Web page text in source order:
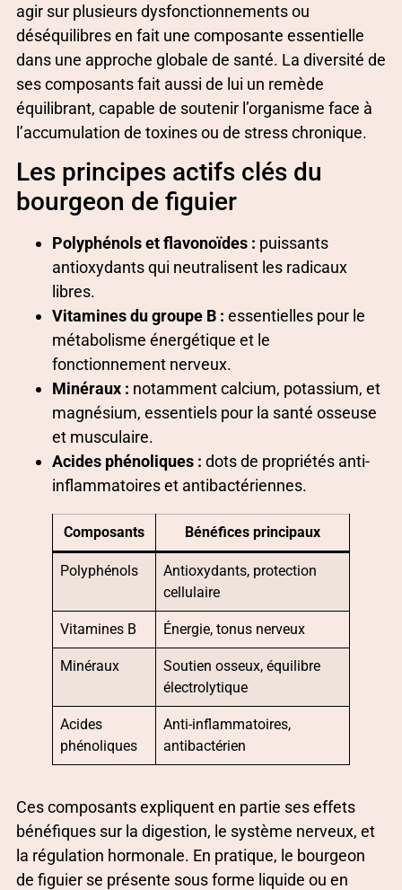
agir sur plusieurs dysfonctionnements ou
déséquilibres en fait une composante essentielle
dans une approche globale de santé. La diversité de
ses composants fait aussi de lui un remède
équilibrant, capable de soutenir l’organisme face à
l’accumulation de toxines ou de stress chronique.
Les principes actifs clés du
bourgeon de figuier
Polyphénols et flavonoïdes : puissants
antioxydants qui neutralisent les radicaux
libres.
Vitamines du groupe B : essentielles pour le
métabolisme énergétique et le
fonctionnement nerveux.
Minéraux : notamment calcium, potassium, et
magnésium, essentiels pour la santé osseuse
et musculaire.
Acides phénoliques : dots de propriétés anti-
inflammatoires et antibactériennes.
Composants Bénéfices principaux
Polyphénols
Antioxydants, protection
cellulaire
Vitamines B Énergie, tonus nerveux
Minéraux
Soutien osseux, équilibre
électrolytique
Acides
phénoliques
Anti-inflammatoires,
antibactérien
Ces composants expliquent en partie ses effets
bénéfiques sur la digestion, le système nerveux, et
la régulation hormonale. En pratique, le bourgeon
de figuier se présente sous forme liquide ou en